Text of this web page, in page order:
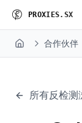
PROXI ES. SX
Home 合作伙伴
所有反检测